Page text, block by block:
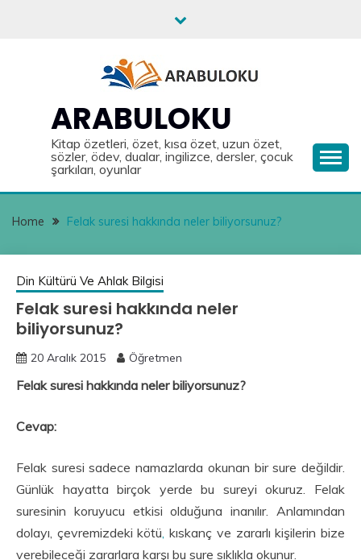
ARABULOKU
Kitap özetleri, özet, kısa özet, uzun özet,
sözler, ödev, dualar, ingilizce, dersler, çocuk
şarkıları, oyunlar
Home Felak suresi hakkında neler biliyorsunuz?
Din Kültürü Ve Ahlak Bilgisi
Felak suresi hakkında neler
biliyorsunuz?
20 Aralık 2015 Öğretmen
Felak suresi hakkında neler biliyorsunuz?
Cevap:
Felak suresi sadece namazlarda okunan bir sure değildir.
Günlük hayatta birçok yerde bu sureyi okuruz. Felak
suresinin koruyucu etkisi olduğuna inanılır. Anlamından
dolayı, çevremizdeki kötü, kıskanç ve zararlı kişilerin bize
verebileceği zararlara karşı bu sure sıklıkla okunur.